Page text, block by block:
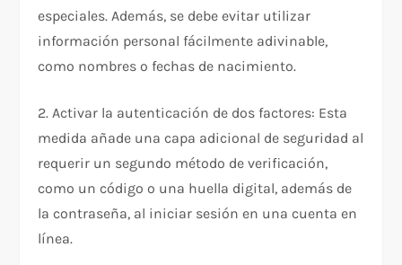
especiales. Además, se debe evitar utilizar
información personal fácilmente adivinable,
como nombres o fechas de nacimiento.
2. Activar la autenticación de dos factores: Esta
medida añade una capa adicional de seguridad al
requerir un segundo método de verificación,
como un código o una huella digital, además de
la contraseña, al iniciar sesión en una cuenta en
línea.